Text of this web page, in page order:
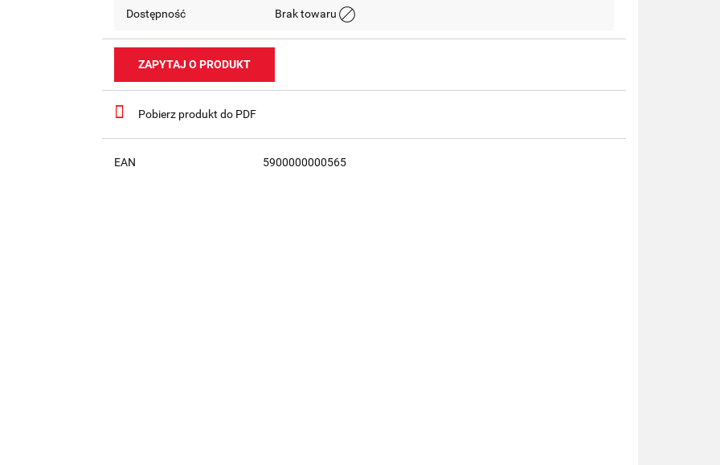
Dostępność Brak towaru
ZAPYTAJ O PRODUKT
Pobierz produkt do PDF
EAN 5900000000565